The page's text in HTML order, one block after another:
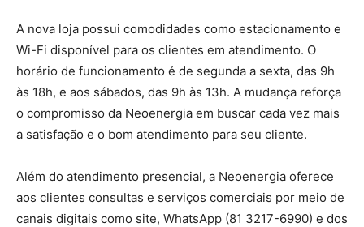
A nova loja possui comodidades como estacionamento e
Wi-Fi disponível para os clientes em atendimento. O
horário de funcionamento é de segunda a sexta, das 9h
às 18h, e aos sábados, das 9h às 13h. A mudança reforça
o compromisso da Neoenergia em buscar cada vez mais
a satisfação e o bom atendimento para seu cliente.
Além do atendimento presencial, a Neoenergia oferece
aos clientes consultas e serviços comerciais por meio de
canais digitais como site, WhatsApp (81 3217-6990) e dos